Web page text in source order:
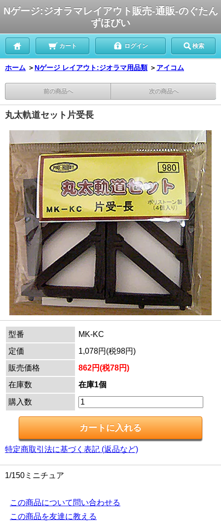
Nゲージ:ジオラマレイアウト販売-通販-のぐたん
ずほびい
カート ログイン 検索
ホーム ＞ Nゲージ レイアウト:ジオラマ用品類 ＞ アイコム
前の商品へ 次の商品へ
丸太軌道セット片受長
型番
MK-KC
定価
1,078円(税98円)
販売価格
862円(税78円)
在庫数
在庫1個
購入数
特定商取引法に基づく表記 (返品など)
1/150ミニチュア
この商品について問い合わせる
この商品を友達に教える